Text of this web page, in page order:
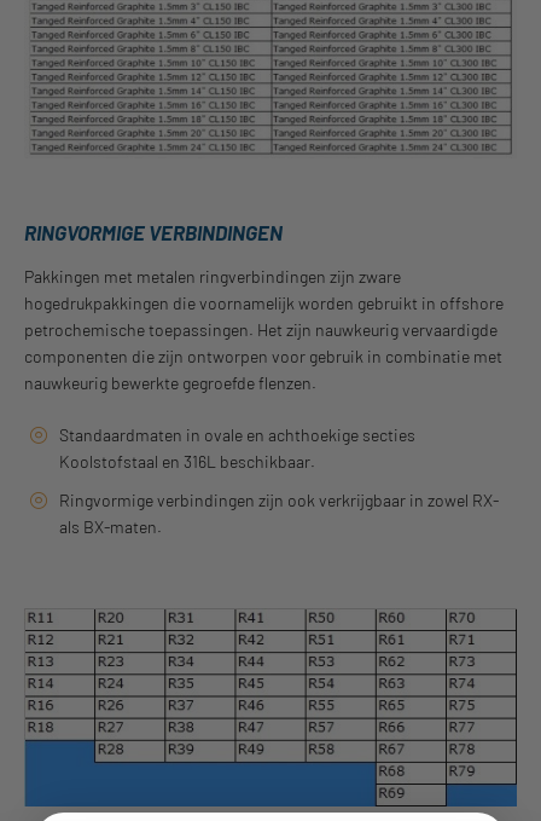
RINGVORMIGE VERBINDINGEN
Pakkingen met metalen ringverbindingen zijn zware
hogedrukpakkingen die voornamelijk worden gebruikt in offshore
petrochemische toepassingen. Het zijn nauwkeurig vervaardigde
componenten die zijn ontworpen voor gebruik in combinatie met
nauwkeurig bewerkte gegroefde flenzen.
Standaardmaten in ovale en achthoekige secties
Koolstofstaal en 316L beschikbaar.
Ringvormige verbindingen zijn ook verkrijgbaar in zowel RX-
als BX-maten.